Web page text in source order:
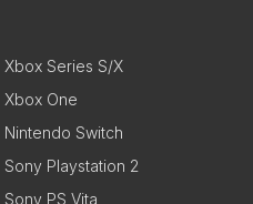
Xbox Series S/X
Xbox One
Nintendo Switch
Sony Playstation 2
Sony PS Vita